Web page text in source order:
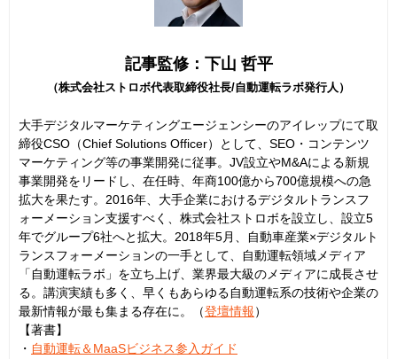
記事監修：下山 哲平
（株式会社ストロボ代表取締役社長/自動運転ラボ発行人）
大手デジタルマーケティングエージェンシーのアイレップにて取
締役CSO（Chief Solutions Officer）として、SEO・コンテンツ
マーケティング等の事業開発に従事。JV設立やM&Aによる新規
事業開発をリードし、在任時、年商100億から700億規模への急
拡大を果たす。2016年、大手企業におけるデジタルトランスフ
ォーメーション支援すべく、株式会社ストロボを設立し、設立5
年でグループ6社へと拡大。2018年5月、自動車産業×デジタルト
ランスフォーメーションの一手として、自動運転領域メディア
「自動運転ラボ」を立ち上げ、業界最大級のメディアに成長させ
る。講演実績も多く、早くもあらゆる自動運転系の技術や企業の
最新情報が最も集まる存在に。（登壇情報）
【著書】
・ 自動運転＆MaaSビジネス参入ガイド